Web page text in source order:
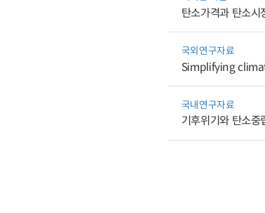
탄소가격과 탄소시
국외연구자료
Simplifying
국내연구자료
기후위기와 탄소중